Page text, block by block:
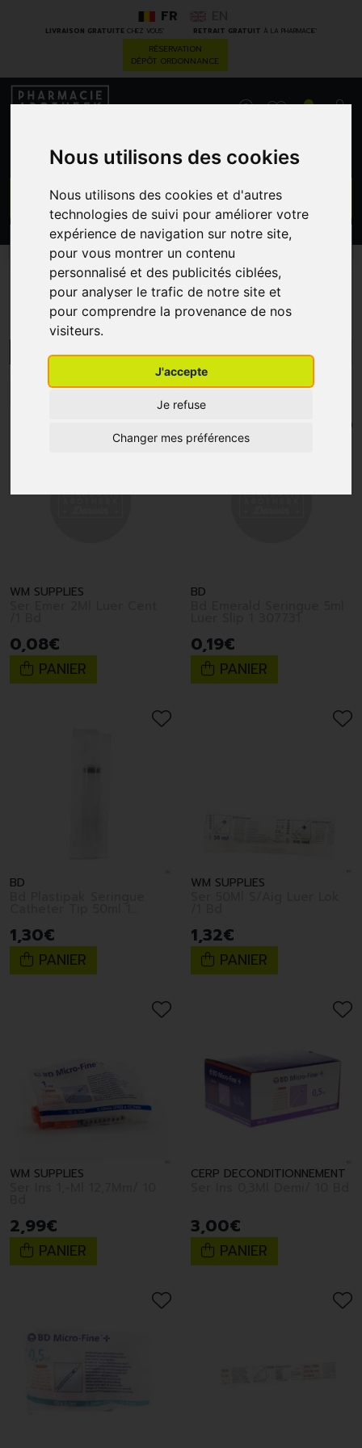
Nous utilisons des cookies
Nous utilisons des cookies et d'autres
technologies de suivi pour améliorer votre
expérience de navigation sur notre site,
pour vous montrer un contenu
personnalisé et des publicités ciblées,
pour analyser le trafic de notre site et
pour comprendre la provenance de nos
visiteurs.
J'accepte
Je refuse
Changer mes préférences
LIVRAISON GRATUITECHEZ VOUS* RETRAIT GRATUIT À LA PHARMACIE *
FR
RÉSERVATION
DÉPÔT ORDONNANCE
CATÉGORIES PROMOS
MENU/FILTRES
2 3
WM SUPPLIES
0,08€
PANIER
BD
0,19€
PANIER
BD
1,30€
PANIER
WM SUPPLIES
1,32€
PANIER
WM SUPPLIES
2,99€
PANIER
CERP DECONDITIONNEMENT
3,00€
PANIER